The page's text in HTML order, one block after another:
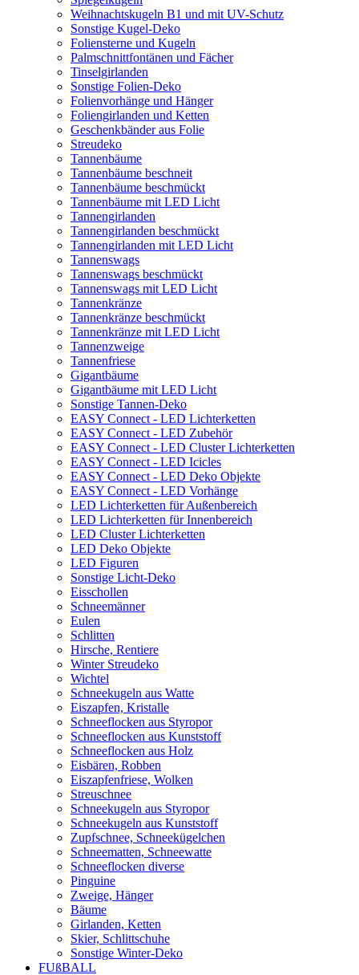
Weihnachtskugeln B1 und mit UV-Schutz
Sonstige Kugel-Deko
Foliensterne und Kugeln
Palmschnittfontänen und Fächer
Tinselgirlanden
Sonstige Folien-Deko
Folienvorhänge und Hänger
Foliengirlanden und Ketten
Geschenkbänder aus Folie
Streudeko
Tannenbäume
Tannenbäume beschneit
Tannenbäume beschmückt
Tannenbäume mit LED Licht
Tannengirlanden
Tannengirlanden beschmückt
Tannengirlanden mit LED Licht
Tannenswags
Tannenswags beschmückt
Tannenswags mit LED Licht
Tannenkränze
Tannenkränze beschmückt
Tannenkränze mit LED Licht
Tannenzweige
Tannenfriese
Gigantbäume
Gigantbäume mit LED Licht
Sonstige Tannen-Deko
EASY Connect - LED Lichterketten
EASY Connect - LED Zubehör
EASY Connect - LED Cluster Lichterketten
EASY Connect - LED Icicles
EASY Connect - LED Deko Objekte
EASY Connect - LED Vorhänge
LED Lichterketten für Außenbereich
LED Lichterketten für Innenbereich
LED Cluster Lichterketten
LED Deko Objekte
LED Figuren
Sonstige Licht-Deko
Eisschollen
Schneemänner
Eulen
Schlitten
Hirsche, Rentiere
Winter Streudeko
Wichtel
Schneekugeln aus Watte
Eiszapfen, Kristalle
Schneeflocken aus Styropor
Schneeflocken aus Kunststoff
Schneeflocken aus Holz
Eisbären, Robben
Eiszapfenfriese, Wolken
Streuschnee
Schneekugeln aus Styropor
Schneekugeln aus Kunststoff
Zupfschnee, Schneekügelchen
Schneematten, Schneewatte
Schneeflocken diverse
Pinguine
Zweige, Hänger
Bäume
Girlanden, Ketten
Skier, Schlittschuhe
Sonstige Winter-Deko
FUßBALL